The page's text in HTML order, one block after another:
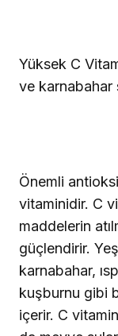
Yüksek C
ve karnabahar
Önemli
vitaminidir. C
maddelerin
güçlendirir.
karnabahar,
kuşburnu gibi
içerir. C